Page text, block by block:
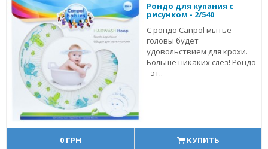
Рондо для купания с
рисунком - 2/540
С рондо Сanpol мытье
головы будет
удовольствием для крохи.
Больше никаких слез! Рондо
- эт..
0 ГРН КУПИТЬ